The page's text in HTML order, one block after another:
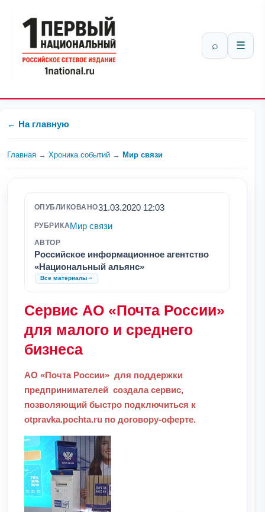
⌕ ☰
← На главную
Главная → Хроника событий → Мир связи
ОПУБЛИКОВАНО31.03.2020 12:03
РУБРИКАМир связи
АВТОР
Российское информационное агентство
«Национальный альянс»
Все материалы
Сервис АО «Почта России»
для малого и среднего
бизнеса
АО «Почта России» для поддержки
предпринимателей создала сервис,
позволяющий быстро подключиться к
otpravka.pochta.ru по договору-оферте.